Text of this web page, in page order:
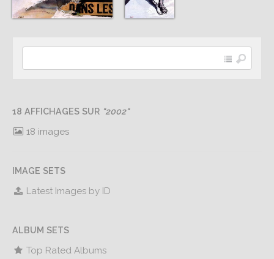
18 AFFICHAGES SUR "2002"
18 images
IMAGE SETS
Latest Images by ID
ALBUM SETS
Top Rated Albums